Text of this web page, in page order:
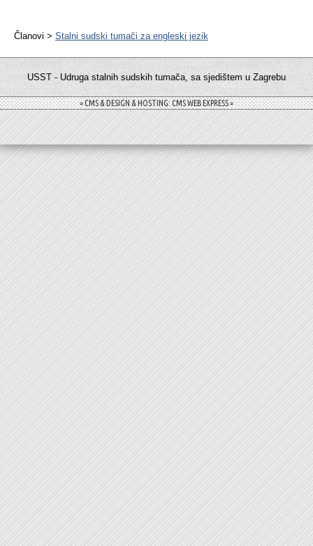
Članovi > Stalni sudski tumači za engleski jezik
USST - Udruga stalnih sudskih tumača, sa sjedištem u Zagrebu
= CMS & DESIGN & HOSTING: CMS WEB EXPRESS =